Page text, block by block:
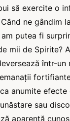
să exercite o
ne gândim
putea fi
mii de Spirite?
într-
anumite
sau
aparentă